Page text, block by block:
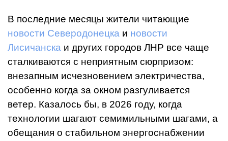
В последние месяцы жители читающие
новости Северодонецка и новости
Лисичанска и других городов ЛНР все чаще
сталкиваются с неприятным сюрпризом:
внезапным исчезновением электричества,
особенно когда за окном разгуливается
ветер. Казалось бы, в 2026 году, когда
технологии шагают семимильными шагами, а
обещания о стабильном энергоснабжении